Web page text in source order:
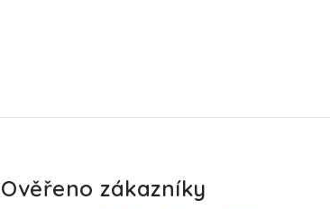
Ověřeno zákazníky